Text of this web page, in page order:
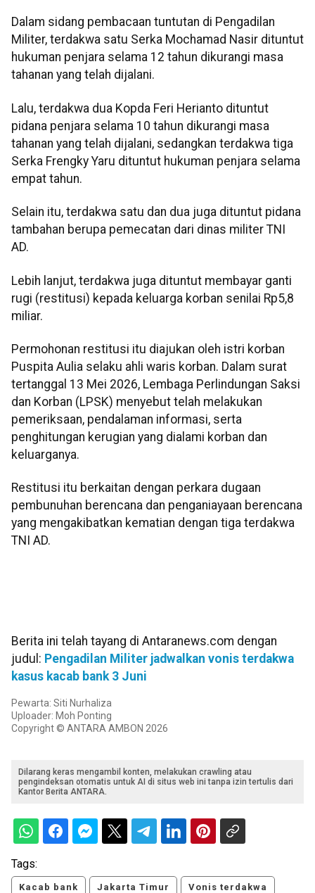
Dalam sidang pembacaan tuntutan di Pengadilan
Militer, terdakwa satu Serka Mochamad Nasir dituntut
hukuman penjara selama 12 tahun dikurangi masa
tahanan yang telah dijalani.
Lalu, terdakwa dua Kopda Feri Herianto dituntut
pidana penjara selama 10 tahun dikurangi masa
tahanan yang telah dijalani, sedangkan terdakwa tiga
Serka Frengky Yaru dituntut hukuman penjara selama
empat tahun.
Selain itu, terdakwa satu dan dua juga dituntut pidana
tambahan berupa pemecatan dari dinas militer TNI
AD.
Lebih lanjut, terdakwa juga dituntut membayar ganti
rugi (restitusi) kepada keluarga korban senilai Rp5,8
miliar.
Permohonan restitusi itu diajukan oleh istri korban
Puspita Aulia selaku ahli waris korban. Dalam surat
tertanggal 13 Mei 2026, Lembaga Perlindungan Saksi
dan Korban (LPSK) menyebut telah melakukan
pemeriksaan, pendalaman informasi, serta
penghitungan kerugian yang dialami korban dan
keluarganya.
Restitusi itu berkaitan dengan perkara dugaan
pembunuhan berencana dan penganiayaan berencana
yang mengakibatkan kematian dengan tiga terdakwa
TNI AD.
Berita ini telah tayang di Antaranews.com dengan
judul: Pengadilan Militer jadwalkan vonis terdakwa
kasus kacab bank 3 Juni
Pewarta: Siti Nurhaliza
Uploader: Moh Ponting
Copyright © ANTARA AMBON 2026
Dilarang keras mengambil konten, melakukan crawling atau
pengindeksan otomatis untuk AI di situs web ini tanpa izin tertulis dari
Kantor Berita ANTARA.
Tags:
Kacab bank Jakarta Timur Vonis terdakwa